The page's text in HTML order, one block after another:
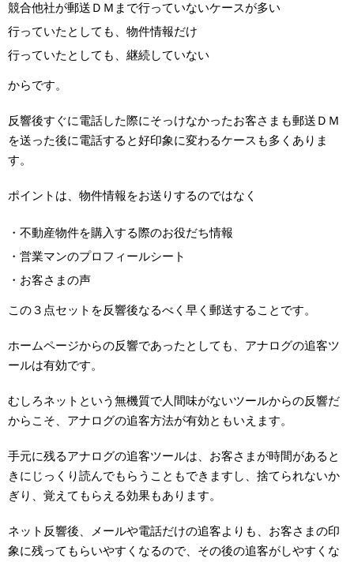
競合他社が郵送ＤＭまで行っていないケースが多い
行っていたとしても、物件情報だけ
行っていたとしても、継続していない
からです。
反響後すぐに電話した際にそっけなかったお客さまも郵送ＤＭ
を送った後に電話すると好印象に変わるケースも多くありま
す。
ポイントは、物件情報をお送りするのではなく
・不動産物件を購入する際のお役だち情報
・営業マンのプロフィールシート
・お客さまの声
この３点セットを反響後なるべく早く郵送することです。
ホームページからの反響であったとしても、アナログの追客ツ
ールは有効です。
むしろネットという無機質で人間味がないツールからの反響だ
からこそ、アナログの追客方法が有効ともいえます。
手元に残るアナログの追客ツールは、お客さまが時間があると
きにじっくり読んでもらうこともできますし、捨てられないか
ぎり、覚えてもらえる効果もあります。
ネット反響後、メールや電話だけの追客よりも、お客さまの印
象に残ってもらいやすくなるので、その後の追客がしやすくな